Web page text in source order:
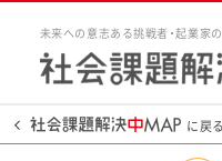
未来への意志ある挑戦者・起業家
に戻る